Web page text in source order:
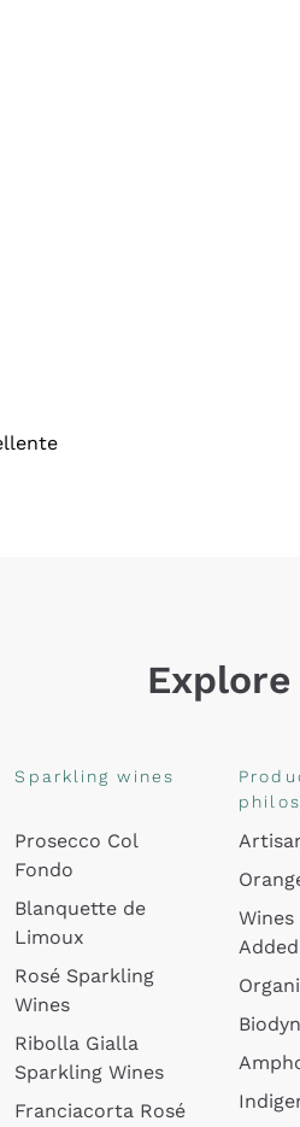
Sparkling wines
Prosecco Col
Fondo
Blanquette de
Limoux
Rosé Sparkling
Wines
Ribolla Gialla
Sparkling Wines
Franciacorta Rosé